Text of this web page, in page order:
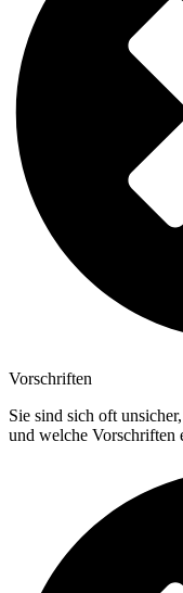
Vorschriften
Sie sind sich oft
und welche Vorschriften